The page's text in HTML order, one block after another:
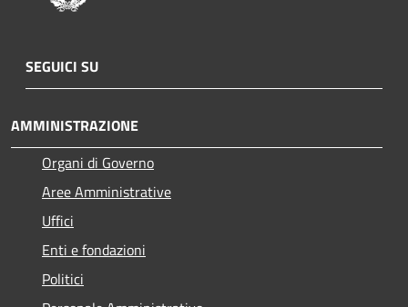
SEGUICI SU
AMMINISTRAZIONE
Organi di Governo
Aree Amministrative
Uffici
Enti e fondazioni
Politici